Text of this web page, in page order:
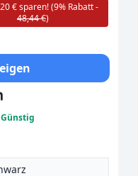
€ sparen! (9% Rabatt -
48,44 €)
Günstig